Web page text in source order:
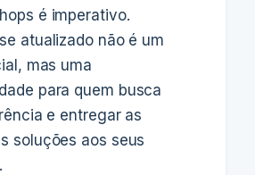
é imperativo.
atualizado não é um
mas uma
para quem busca
e entregar as
soluções aos seus